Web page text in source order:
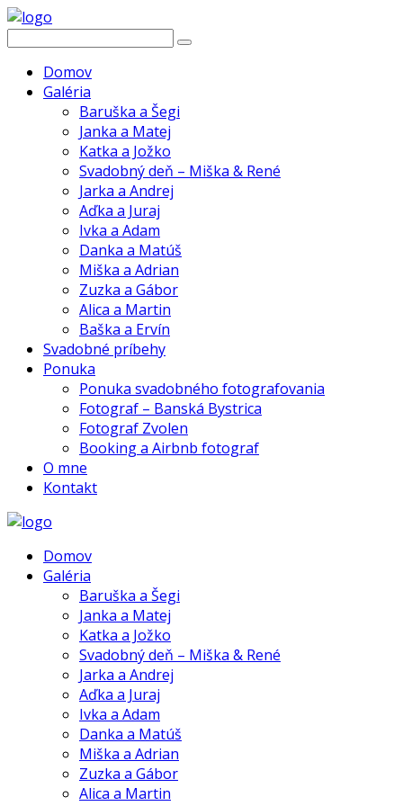
Domov
Galéria
Baruška a Šegi
Janka a Matej
Katka a Jožko
Svadobný deň – Miška & René
Jarka a Andrej
Aďka a Juraj
Ivka a Adam
Danka a Matúš
Miška a Adrian
Zuzka a Gábor
Alica a Martin
Baška a Ervín
Svadobné príbehy
Ponuka
Ponuka svadobného fotografovania
Fotograf – Banská Bystrica
Fotograf Zvolen
Booking a Airbnb fotograf
O mne
Kontakt
Domov
Galéria
Baruška a Šegi
Janka a Matej
Katka a Jožko
Svadobný deň – Miška & René
Jarka a Andrej
Aďka a Juraj
Ivka a Adam
Danka a Matúš
Miška a Adrian
Zuzka a Gábor
Alica a Martin